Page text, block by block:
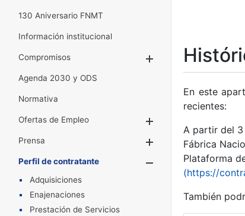
130 Aniversario FNMT
Información institucional
Compromisos
Mostrar/
Agenda 2030 y ODS
Normativa
Ofertas de Empleo
Prensa
Mostrar/
Perfil de contratante
Mostrar/
Adquisiciones
Enajenaciones
Prestación de Servicios
En este
recientes:
A partir del
Fábrica
Plataforma
(https://
También